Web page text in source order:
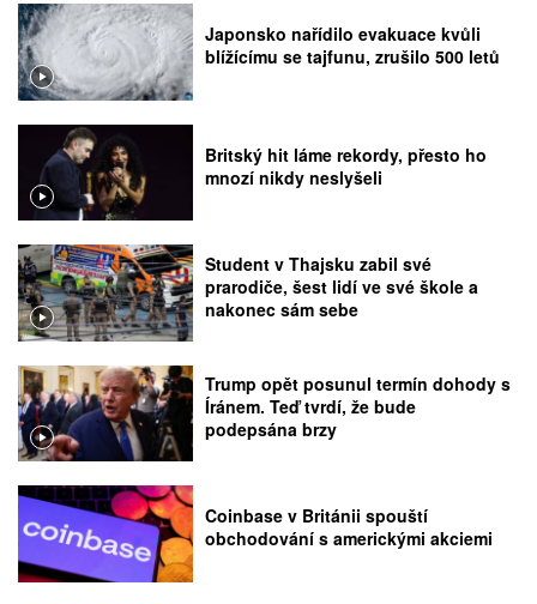
Japonsko nařídilo evakuace kvůli
blížícímu se tajfunu, zrušilo 500 letů
Britský hit láme rekordy, přesto ho
mnozí nikdy neslyšeli
Student v Thajsku zabil své
prarodiče, šest lidí ve své škole a
nakonec sám sebe
Trump opět posunul termín dohody s
Íránem. Teď tvrdí, že bude
podepsána brzy
Coinbase v Británii spouští
obchodování s americkými akciemi